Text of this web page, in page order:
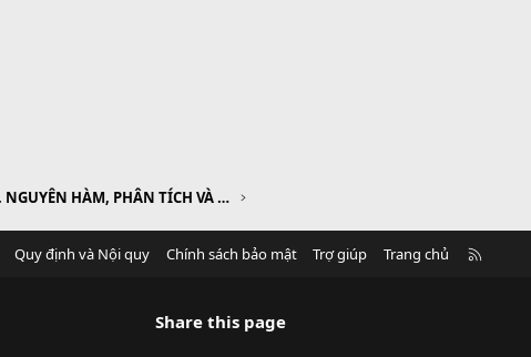
CHƯƠNG III. NGUYÊN HÀM, PHÂN TÍCH VÀ ỨNG DỤNG
Quy định và Nội quy Chính sách bảo mật Trợ giúp Trang chủ
Share this page